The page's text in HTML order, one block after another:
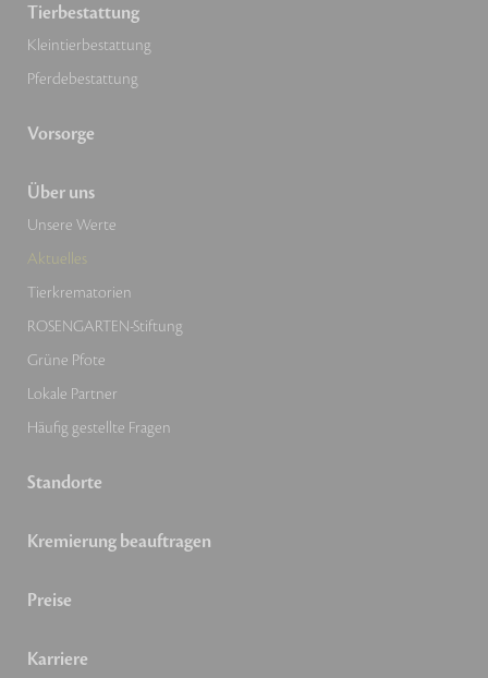
Tierbestattung
Kleintierbestattung
Pferdebestattung
Vorsorge
Über uns
Unsere Werte
Aktuelles
Tierkrematorien
ROSENGARTEN-Stiftung
Grüne Pfote
Lokale Partner
Häufig gestellte Fragen
Standorte
Kremierung beauftragen
Preise
Karriere